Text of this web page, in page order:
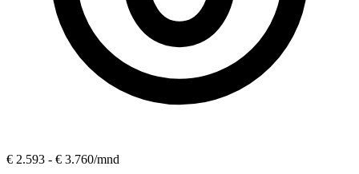
€ 2.593 - € 3.760/mnd